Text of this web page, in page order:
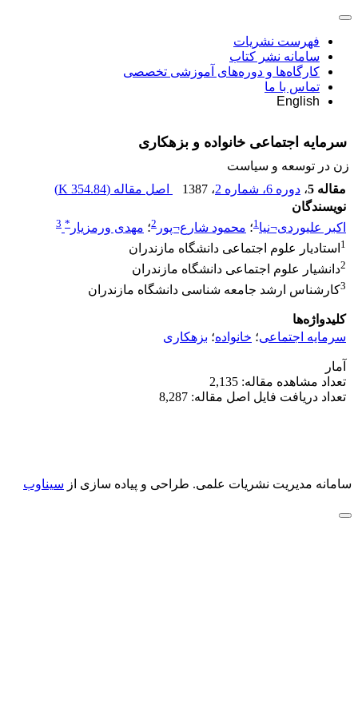
فهرست نشریات
سامانه نشر کتاب
کارگاه‌ها و دوره‌های آموزشی تخصصی
تماس با ما
English
سرمایه اجتماعی خانواده و بزهکاری
زن در توسعه و سیاست
مقاله 5
، دوره 6، شماره 2 ، 1387 اصل مقاله (354.84 K
)
نویسندگان
اکبر علیوردی¬نیا1؛ محمود شارع¬پور 2؛ مهدی ورمزیار *
3
1 استادیار علوم اجتماعی دانشگاه مازندران
2دانشیار علوم اجتماعی دانشگاه مازندران
3کارشناس ارشد جامعه شناسی دانشگاه مازندران
کلیدواژه‌ها
سرمایه اجتماعی؛ خانواده؛ بزهکاری
آمار
تعداد مشاهده مقاله: 2,135
تعداد دریافت فایل اصل مقاله: 8,287
سامانه مدیریت نشریات علمی. طراحی و پیاده سازی از سیناوب